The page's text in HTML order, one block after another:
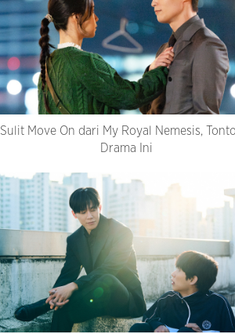
Sulit Move On dari My Royal Nemesis,
Drama Ini